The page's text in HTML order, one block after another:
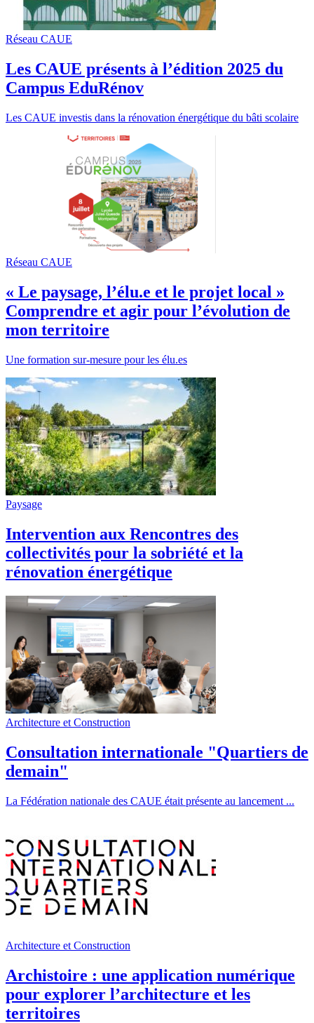
Réseau CAUE
Les CAUE présents à l’édition 2025 du
Campus EduRénov
Les CAUE investis dans la rénovation énergétique du bâti scolaire
Réseau CAUE
« Le paysage, l’élu.e et le projet local »
Comprendre et agir pour l’évolution de
mon territoire
Une formation sur-mesure pour les élu.es
Paysage
Intervention aux Rencontres des
collectivités pour la sobriété et la
rénovation énergétique
Architecture et Construction
Consultation internationale "Quartiers de
demain"
La Fédération nationale des CAUE était présente au lancement ...
Architecture et Construction
Archistoire : une application numérique
pour explorer l’architecture et les
territoires